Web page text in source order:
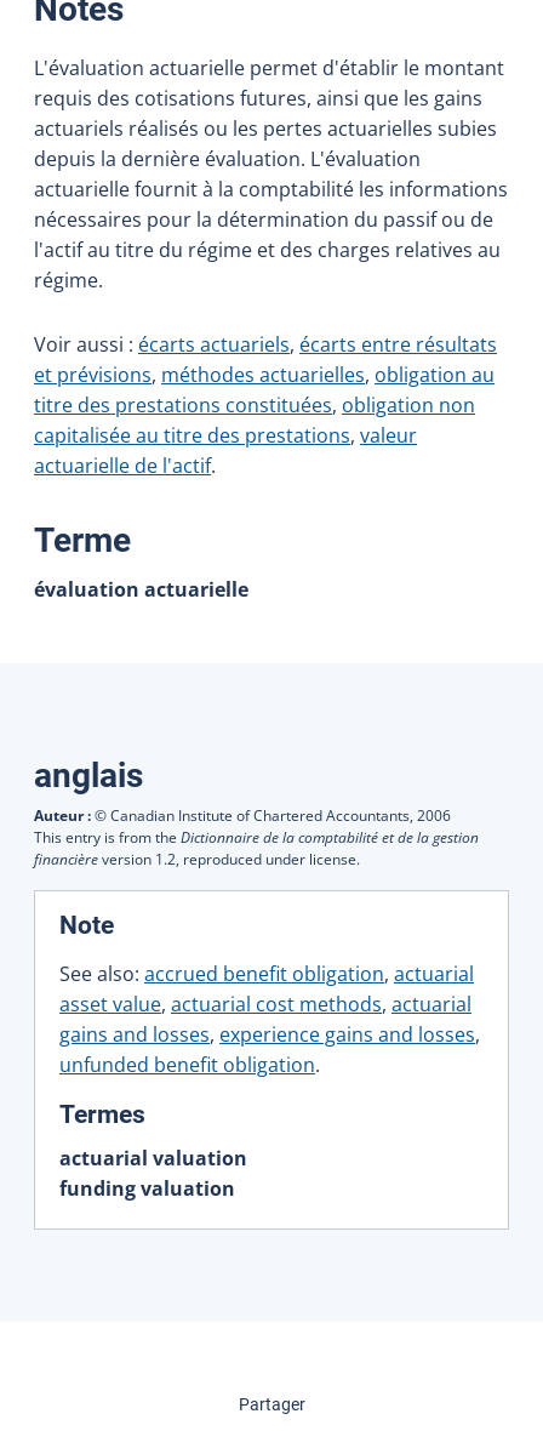
Notes
L'évaluation actuarielle permet d'établir le montant
requis des cotisations futures, ainsi que les gains
actuariels réalisés ou les pertes actuarielles subies
depuis la dernière évaluation. L'évaluation
actuarielle fournit à la comptabilité les informations
nécessaires pour la détermination du passif ou de
l'actif au titre du régime et des charges relatives au
régime.
Voir aussi : écarts actuariels, écarts entre résultats
et prévisions, méthodes actuarielles, obligation au
titre des prestations constituées, obligation non
capitalisée au titre des prestations, valeur
actuarielle de l'actif.
Terme:
évaluation actuarielle
Traductions
anglais
Auteur :© Canadian Institute of Chartered Accountants, 2006
This entry is from the Dictionnaire de la comptabilité et de la gestion
financièreversion 1.2, reproduced under license.
Note:
See also: accrued benefit obligation, actuarial
asset value, actuarial cost methods, actuarial
gains and losses, experience gains and losses,
unfunded benefit obligation.
Termes
actuarial valuation
funding valuation
Partagercette page